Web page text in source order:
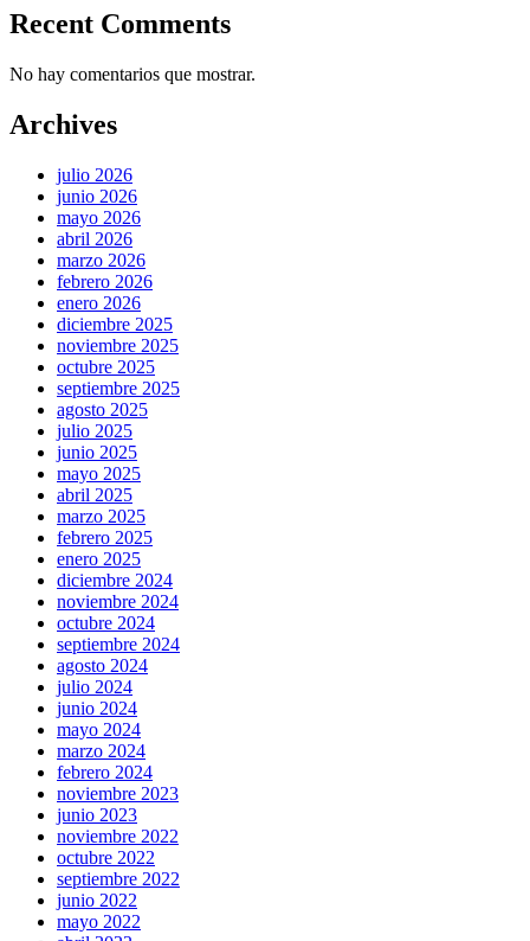
Recent Comments
No hay comentarios que mostrar.
Archives
julio 2026
junio 2026
mayo 2026
abril 2026
marzo 2026
febrero 2026
enero 2026
diciembre 2025
noviembre 2025
octubre 2025
septiembre 2025
agosto 2025
julio 2025
junio 2025
mayo 2025
abril 2025
marzo 2025
febrero 2025
enero 2025
diciembre 2024
noviembre 2024
octubre 2024
septiembre 2024
agosto 2024
julio 2024
junio 2024
mayo 2024
marzo 2024
febrero 2024
noviembre 2023
junio 2023
noviembre 2022
octubre 2022
septiembre 2022
junio 2022
mayo 2022